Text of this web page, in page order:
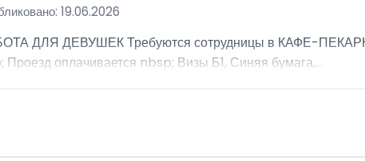
19.06.2026
ДЕВУШЕК Требуются сотрудницы в КАФЕ-
оплачивается nbsp; Визы Б1, Синяя бумага,...